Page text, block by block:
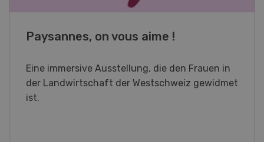
Fachkurs Aquakultur
Sind Sie in der Fischzucht tätig oder
interessieren Sie sich für das Thema? In
diesem Fall ist unser FBA-Weiterbildungskurs